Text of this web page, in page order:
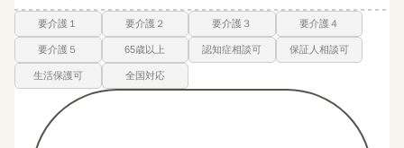
要介護１ 要介護２ 要介護３ 要介護４
要介護５ 65歳以上 認知症相談可 保証人相談可
生活保護可 全国対応